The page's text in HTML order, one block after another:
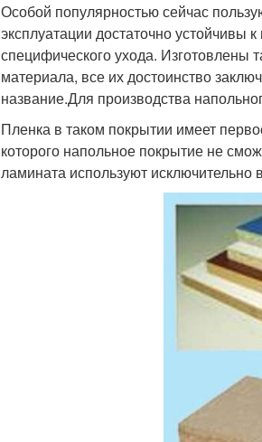
Особой популярностью сейчас
эксплуатации достаточно устойчивы
специфического ухода. Изготовлены
материала, все их достоинство
название.Для производства
Пленка в таком покрытии имеет
которого напольное покрытие не
ламината используют